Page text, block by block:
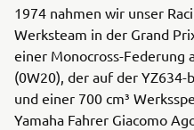
1974 nahmen wir unser
Werksteam in der Grand
einer Monocross-Federung
(0W20), der auf der YZ634-
und einer 700 cm³
Yamaha Fahrer Giacomo